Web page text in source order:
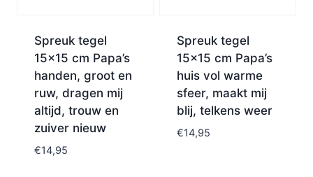
Spreuk tegel
15×15 cm Papa’s
handen, groot en
ruw, dragen mij
altijd, trouw en
zuiver nieuw
€14,95
Spreuk tegel
15×15 cm Papa’s
huis vol warme
sfeer, maakt mij
blij, telkens weer
€14,95